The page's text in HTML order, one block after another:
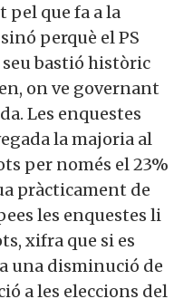
són també
que fa a la
perquè el PS
seu bastió històric
on ve
Les
primera vegada la
dels vots per
una pèrdua
Per a les